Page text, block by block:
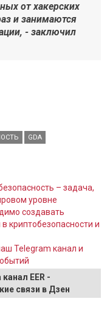
от хакерских
и занимаются
- заключил
GDA
– задача,
уровне
создавать
криптобезопасности и
Telegram канал и
EER -
связи в Дзен